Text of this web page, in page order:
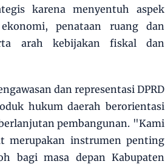
karena menyentuh aspek
penataan ruang dan
arah kebijakan fiskal dan
dan representasi DPRD
hukum daerah berorientasi
pembangunan. "Kami
merupakan instrumen penting
bagi masa depan Kabupaten